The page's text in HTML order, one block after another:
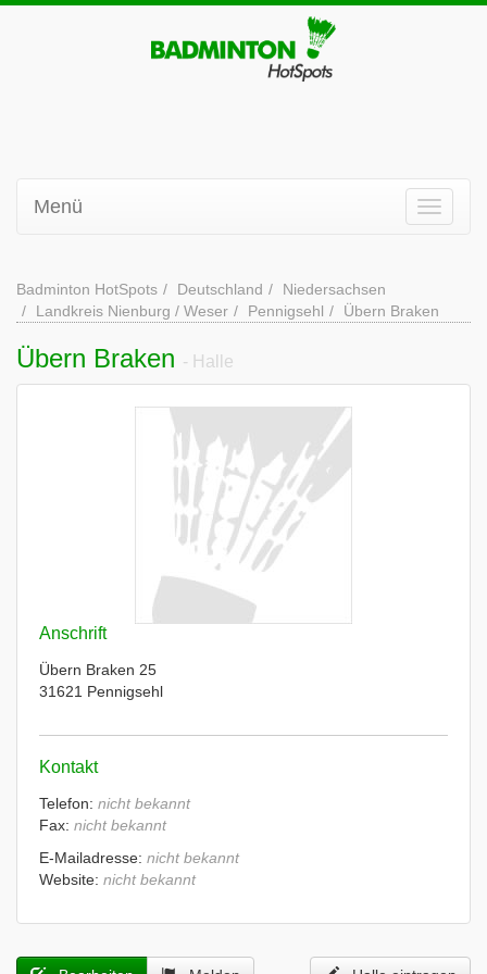
Menü
Badminton HotSpots Deutschland
Niedersachsen
Landkreis Nienburg / Weser
Pennigsehl Übern Braken
Übern Braken - Halle
Anschrift
Übern Braken 25
31621 Pennigsehl
Kontakt
Telefon: nicht bekannt
Fax: nicht bekannt
E-Mailadresse: nicht bekannt
Website: nicht bekannt